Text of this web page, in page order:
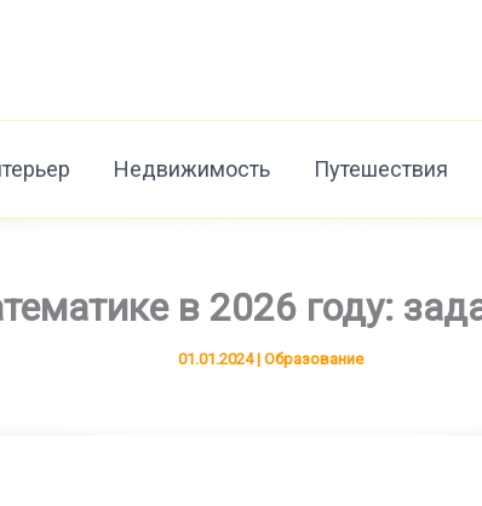
Недвижимость Путешествия
в 2026 году:
01.01.2024| Образование